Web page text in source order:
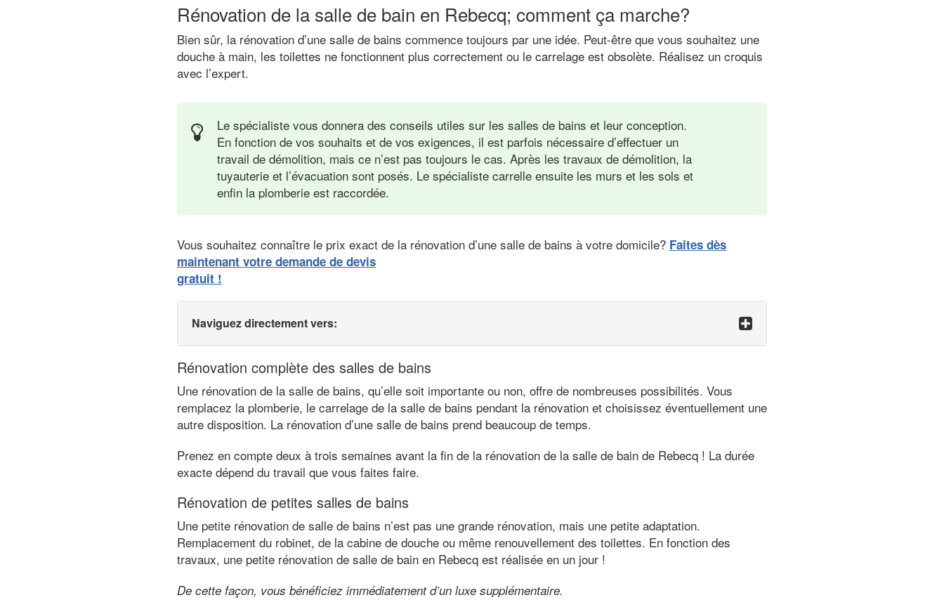
Rénovation de la salle de bain en Rebecq; comment ça marche?
Bien sûr, la rénovation d’une salle de bains commence toujours par une idée. Peut-être que vous souhaitez une
douche à main, les toilettes ne fonctionnent plus correctement ou le carrelage est obsolète. Réalisez un croquis
avec l’expert.
Le spécialiste vous donnera des conseils utiles sur les salles de bains et leur conception.
En fonction de vos souhaits et de vos exigences, il est parfois nécessaire d’effectuer un
travail de démolition, mais ce n’est pas toujours le cas. Après les travaux de démolition, la
tuyauterie et l’évacuation sont posés. Le spécialiste carrelle ensuite les murs et les sols et
enfin la plomberie est raccordée.
Vous souhaitez connaître le prix exact de la rénovation d’une salle de bains à votre domicile? Faites dès
maintenant votre demande de devis
gratuit !
Naviguez directement vers:
Rénovation complète des salles de bains
Une rénovation de la salle de bains, qu’elle soit importante ou non, offre de nombreuses possibilités. Vous
remplacez la plomberie, le carrelage de la salle de bains pendant la rénovation et choisissez éventuellement une
autre disposition. La rénovation d’une salle de bains prend beaucoup de temps.
Prenez en compte deux à trois semaines avant la fin de la rénovation de la salle de bain de Rebecq ! La durée
exacte dépend du travail que vous faites faire.
Rénovation de petites salles de bains
Une petite rénovation de salle de bains n’est pas une grande rénovation, mais une petite adaptation.
Remplacement du robinet, de la cabine de douche ou même renouvellement des toilettes. En fonction des
travaux, une petite rénovation de salle de bain en Rebecq est réalisée en un jour !
De cette façon, vous bénéficiez immédiatement d’un luxe supplémentaire.